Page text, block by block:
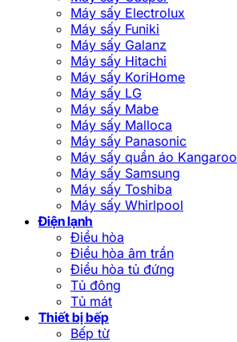
Máy sấy Electrolux
Máy sấy Funiki
Máy sấy Galanz
Máy sấy Hitachi
Máy sấy KoriHome
Máy sấy LG
Máy sấy Mabe
Máy sấy Malloca
Máy sấy Panasonic
Máy sấy quần áo Kangaroo
Máy sấy Samsung
Máy sấy Toshiba
Máy sấy Whirlpool
Điện lạnh
Điều hòa
Điều hòa âm trần
Điều hòa tủ đứng
Tủ đông
Tủ mát
Thiết bị bếp
Bếp từ